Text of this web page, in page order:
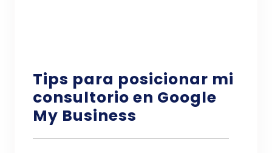
Tips para posicionar mi
consultorio en Google
My Business